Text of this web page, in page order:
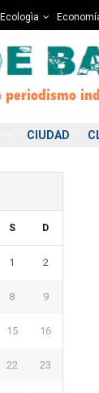
Ecologìa
CIUDAD
S D
1 2
8 9
15 16
22 23